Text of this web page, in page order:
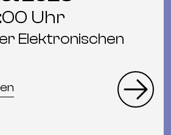
Uhr
Elektronischen